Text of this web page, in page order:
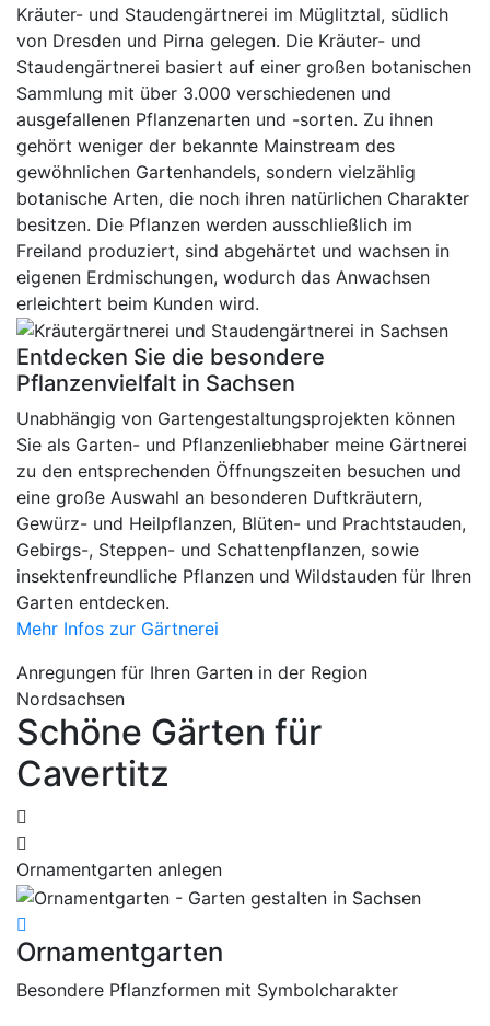
Kräuter- und Staudengärtnerei im Müglitztal, südlich
von Dresden und Pirna gelegen. Die Kräuter- und
Staudengärtnerei basiert auf einer großen botanischen
Sammlung mit über 3.000 verschiedenen und
ausgefallenen Pflanzenarten und -sorten. Zu ihnen
gehört weniger der bekannte Mainstream des
gewöhnlichen Gartenhandels, sondern vielzählig
botanische Arten, die noch ihren natürlichen Charakter
besitzen. Die Pflanzen werden ausschließlich im
Freiland produziert, sind abgehärtet und wachsen in
eigenen Erdmischungen, wodurch das Anwachsen
erleichtert beim Kunden wird.
Entdecken Sie die besondere
Pflanzenvielfalt in Sachsen
Unabhängig von Gartengestaltungsprojekten können
Sie als Garten- und Pflanzenliebhaber meine Gärtnerei
zu den entsprechenden Öffnungszeiten besuchen und
eine große Auswahl an besonderen Duftkräutern,
Gewürz- und Heilpflanzen, Blüten- und Prachtstauden,
Gebirgs-, Steppen- und Schattenpflanzen, sowie
insektenfreundliche Pflanzen und Wildstauden für Ihren
Garten entdecken.
Mehr Infos zur Gärtnerei
Anregungen für Ihren Garten in der Region
Nordsachsen
Schöne Gärten für
Cavertitz
Ornamentgarten anlegen
Ornamentgarten
Besondere Pflanzformen mit Symbolcharakter